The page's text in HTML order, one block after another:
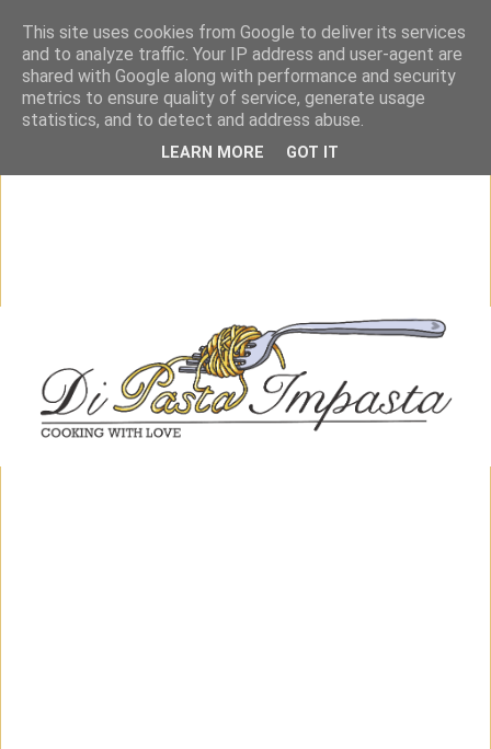
This site uses cookies from Google to deliver its services
and to analyze traffic. Your IP address and user-agent are
shared with Google along with performance and security
metrics to ensure quality of service, generate usage
statistics, and to detect and address abuse.
LEARN MORE GOT IT